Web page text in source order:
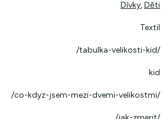
Dívky,Děti
Textil
/tabulka-velikosti-kid/
kid
/co-kdyz-jsem-mezi-dvemi-velikostmi/